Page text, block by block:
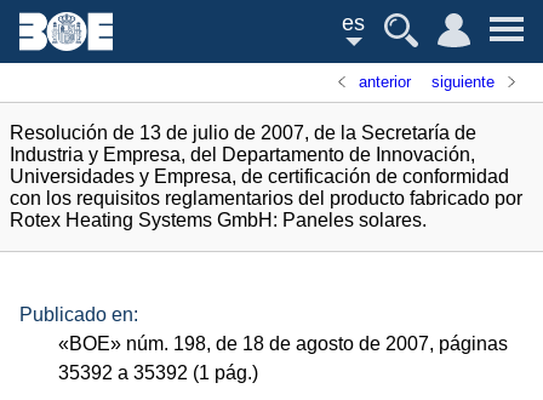
es
anterior siguiente
Resolución de 13 de julio de 2007, de la Secretaría de
Industria y Empresa, del Departamento de Innovación,
Universidades y Empresa, de certificación de conformidad
con los requisitos reglamentarios del producto fabricado por
Rotex Heating Systems GmbH: Paneles solares.
Publicado en:
«BOE» núm. 198, de 18 de agosto de 2007, páginas
35392 a 35392 (1 pág.)